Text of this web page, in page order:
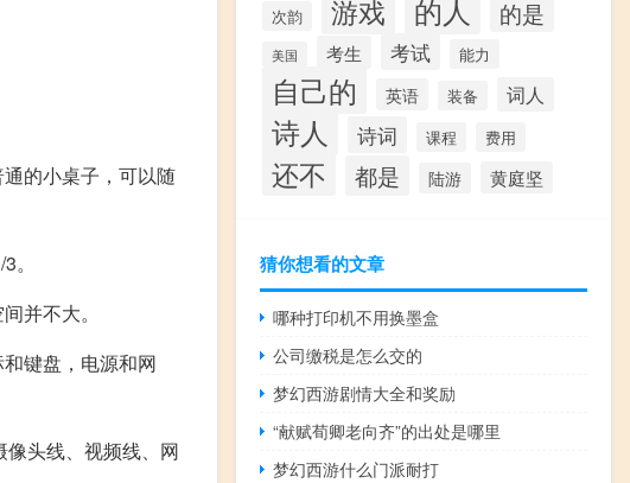
的小桌子，可以随
并不大。
键盘，电源和网
头线、视频线、网
次韵 游戏 的人 的是
美国 考生 考试 能力
自己的 英语 装备 词人
诗人 诗词 课程 费用
还不 都是 陆游 黄庭坚
猜你想看的文章
哪种打印机不用换墨盒
公司缴税是怎么交的
梦幻西游剧情大全和奖励
“献赋荀卿老向齐”的出处是哪里
梦幻西游什么门派耐打